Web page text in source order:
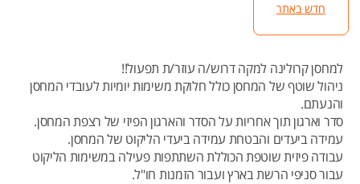
חדש באתר
למחסן קרולינה למקה דרוש/ה עוזר/ת תפעול!!
ניהול שוטף של המחסן כולל חלוקת משימות יומיות לעובדי המחסן
והנעתם.
סדר וארגון תוך אחריות על הסדר והארגון הפיזי של רצפת המחסן.
עמידה ביעדים והבטחת עמידה ביעדי הליקוט של המחסן.
עבודה פיזית שוטפת הכוללת השתתפות פעילה במשימות הליקוט
עבור סניפי הרשת בארץ ועבור הזמנות חו"ל.